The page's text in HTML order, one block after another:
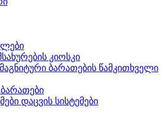
კიოსკი
მაგნიტური ბარათების წამკითხველი
დაცვის სისტემები